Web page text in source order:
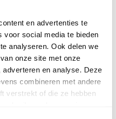
en advertenties te
voor social media te bieden
analyseren. Ook delen we
onze site met onze
en analyse. Deze
combineren met andere
verstrekt of die ze hebben
tijdens die bezoekjes. Ze
naar buiten om te zien wat
was. Even leek ze haar
"V maakt zich groot").
het gat sprong “beet“ ze
dacht een prooi aan te